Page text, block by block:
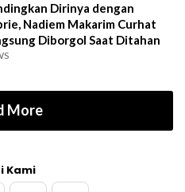
Dirinya dengan
Nadiem Makarim Curhat
Diborgol Saat Ditahan
More
Kami